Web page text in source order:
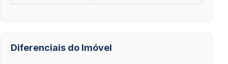
Diferenciais do Imóvel